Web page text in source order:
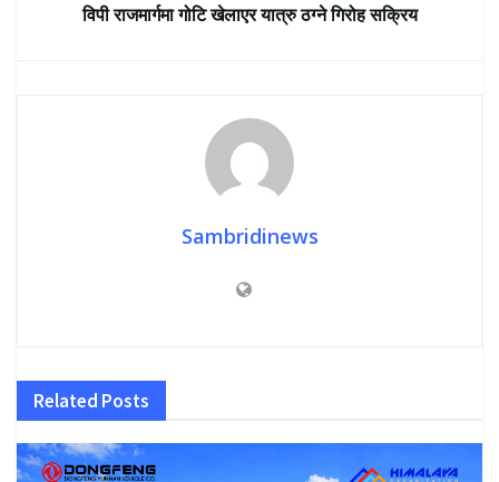
विपी राजमार्गमा गोटि खेलाएर यात्रु ठग्ने गिरोह सक्रिय
Sambridinews
Related Posts